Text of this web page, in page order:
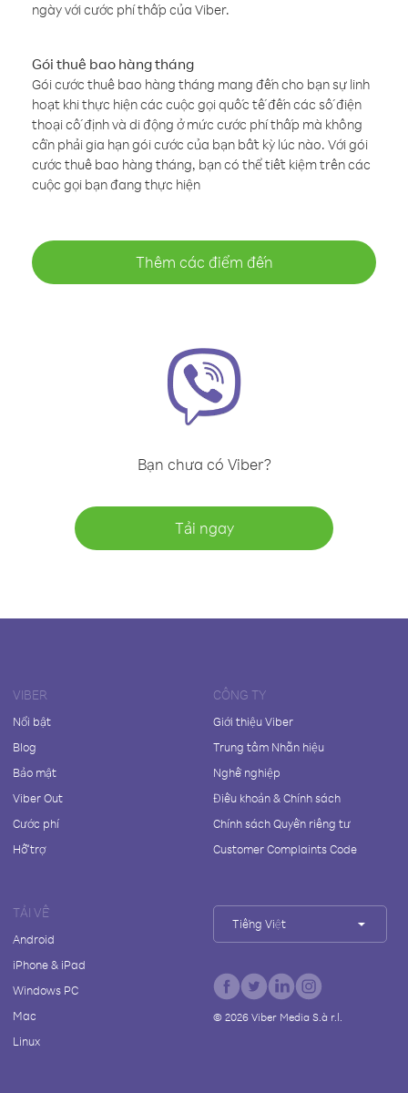
ngày với cước phí thấp của Viber.
Gói thuê bao hàng tháng
Gói cước thuê bao hàng tháng mang đến cho bạn sự linh
hoạt khi thực hiện các cuộc gọi quốc tế đến các số điện
thoại cố định và di động ở mức cước phí thấp mà không
cần phải gia hạn gói cước của bạn bất kỳ lúc nào. Với gói
cước thuê bao hàng tháng, bạn có thể tiết kiệm trên các
cuộc gọi bạn đang thực hiện
Thêm các điểm đến
Bạn chưa có Viber?
Tải ngay
VIBER
Nổi bật
Blog
Bảo mật
Viber Out
Cước phí
Hỗ trợ
CÔNG TY
Giới thiệu Viber
Trung tâm Nhãn hiệu
Nghề nghiệp
Điều khoản & Chính sách
Chính sách Quyền riêng tư
Customer Complaints Code
TẢI VỀ
Android
iPhone & iPad
Windows PC
Mac
Linux
Tiếng Việt
© 2026Viber Media S.à r.l.